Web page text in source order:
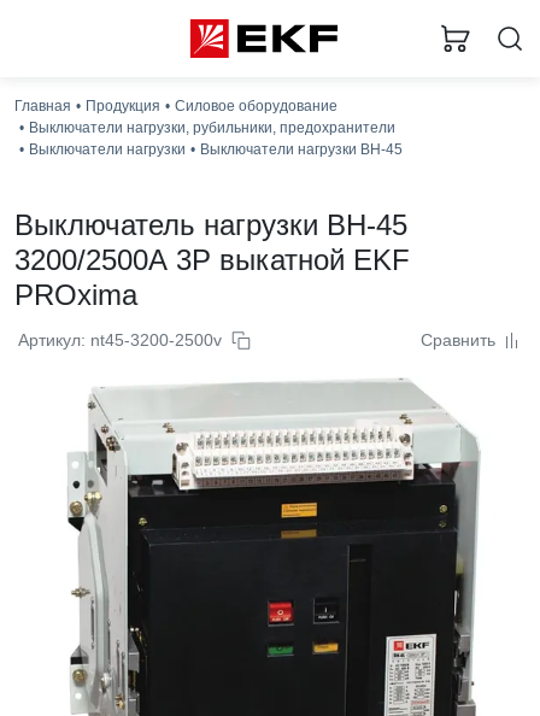
Главная Продукция
Силовое оборудование
Выключатели нагрузки, рубильники, предохранители
Выключатели нагрузки
Выключатели нагрузки ВН-45
Выключатель нагрузки ВН-45
3200/2500А 3P выкатной EKF
PROxima
Артикул: nt45-3200-2500v Сравнить